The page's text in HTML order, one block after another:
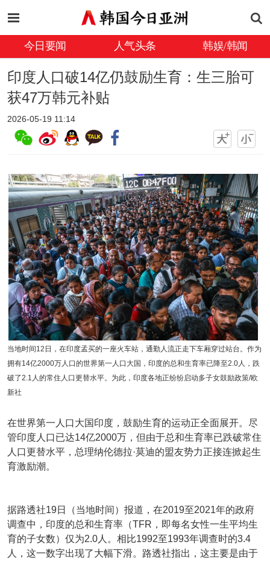
今日要闻 人气头条 韩娱/韩闻
印度人口破14亿仍鼓励生育：生三胎可
获47万韩元补贴
2026-05-19 11:14
当地时间12日，在印度孟买的一座火车站，通勤人流正走下车厢穿过站台。作为
拥有14亿2000万人口的世界第一人口大国，印度的总和生育率已降至2.0人，跌
破了2.1人的常住人口更替水平。为此，印度各地正纷纷启动多子女鼓励政策/欧
新社
在世界第一人口大国印度，鼓励生育的运动正全面展开。尽
管印度人口已达14亿2000万，但由于总和生育率已跌破常住
人口更替水平，总理纳伦德拉·莫迪的盟友势力正接连掀起生
育激励潮。
据路透社19日（当地时间）报道，在2019至2021年的政府
调查中，印度的总和生育率（TFR，即每名女性一生平均生
育的子女数）仅为2.0人。相比1992至1993年调查时的3.4
人，这一数字出现了大幅下滑。路透社指出，这主要是由于